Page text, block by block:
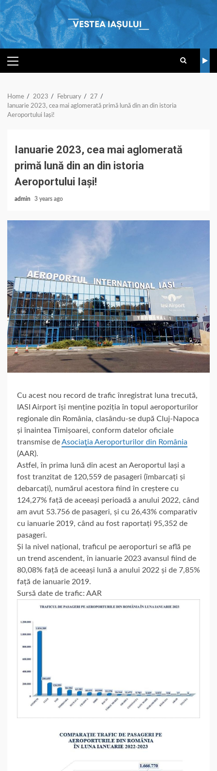
Skip
to
content
PRIMARY
MENU
Home 2023 February
27
Ianuarie 2023, cea mai aglomerată primă lună din an din istoria
Aeroportului Iași!
Ianuarie 2023, cea mai aglomerată
primă lună din an din istoria
Aeroportului Iași!
admin 3 years ago
Cu acest nou record de trafic înregistrat luna trecută,
IASI Airport își menține poziția în topul aeroporturilor
regionale din România, clasându-se după Cluj-Napoca
și înaintea Timișoarei, conform datelor oficiale
transmise deAsociaţia Aeroporturilor din România
(AAR).
Astfel, în prima lună din acest an Aeroportul Iași a
fost tranzitat de 120,559 de pasageri (îmbarcați și
debarcați), numărul acestora fiind în creștere cu
124,27% față de aceeași perioadă a anului 2022, când
am avut 53.756 de pasageri, și cu 26,43% comparativ
cu ianuarie 2019, când au fost raportați 95,352 de
pasageri.
Și la nivel național, traficul pe aeroporturi se află pe
un trend ascendent, în ianuarie 2023 avansul fiind de
80,08% față de aceeași lună a anului 2022 și de 7,85%
față de ianuarie 2019.
Sursă date de trafic: AAR